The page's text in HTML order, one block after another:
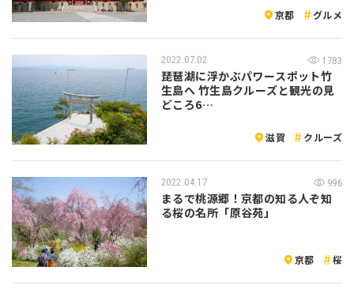
京都 グルメ
2022.07.02 1783
琵琶湖に浮かぶパワースポット竹
生島へ 竹生島クルーズと観光の見
どころ6…
滋賀 クルーズ
2022.04.17 996
まるで桃源郷！京都の知る人ぞ知
る桜の名所「原谷苑」
京都 桜